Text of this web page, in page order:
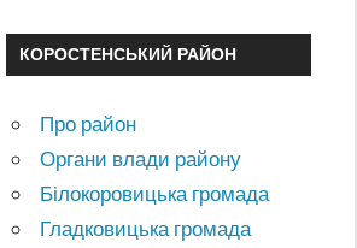
КОРОСТЕНСЬКИЙ РАЙОН
Про район
Органи влади району
Білокоровицька громада
Гладковицька громада